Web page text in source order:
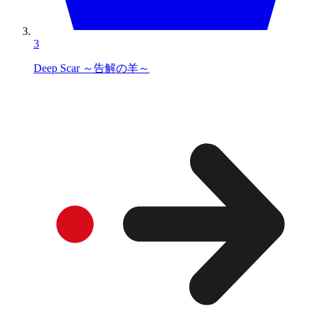
3
Deep Scar ～告解の羊～